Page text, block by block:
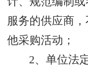
服务的供应商
他采购活动；
2、单位法